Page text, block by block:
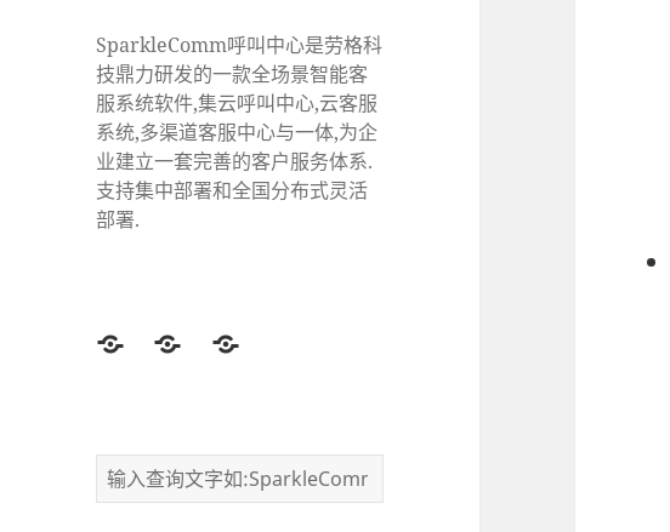
SparkleComm呼叫中心是劳格科
技鼎力研发的一款全场景智能客
服系统软件,集云呼叫中心,云客服
系统,多渠道客服中心与一体,为企
业建立一套完善的客户服务体系.
支持集中部署和全国分布式灵活
部署.
TwitterFacebookGoogle